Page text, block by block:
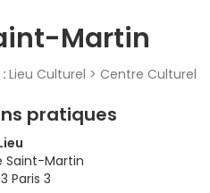
Martin
Lieu Culturel > Centre Culturel
pratiques
Saint-Martin
Paris 3